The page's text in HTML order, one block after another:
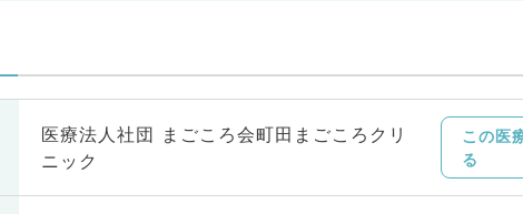
医療法人社団 まごころ会町田まごころクリ
ニック
この医
る